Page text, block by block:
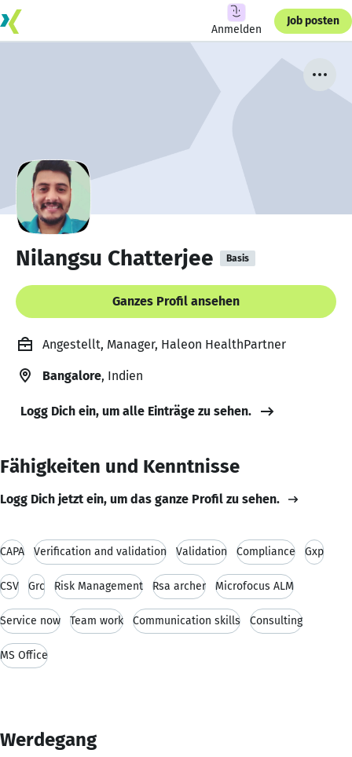
Anmelden
Job posten
Nilangsu Chatterjee Basis
Ganzes Profil ansehen
Angestellt, Manager, Haleon HealthPartner
Bangalore, Indien
Logg Dich ein, um alle Einträge zu sehen.
Fähigkeiten und Kenntnisse
Logg Dich jetzt ein, um das ganze Profil zu sehen.
CAPA Verification and validation Validation Compliance Gxp
CSV Grc Risk Management Rsa archer Microfocus ALM
Service now Team work Communication skills Consulting
MS Office
Werdegang